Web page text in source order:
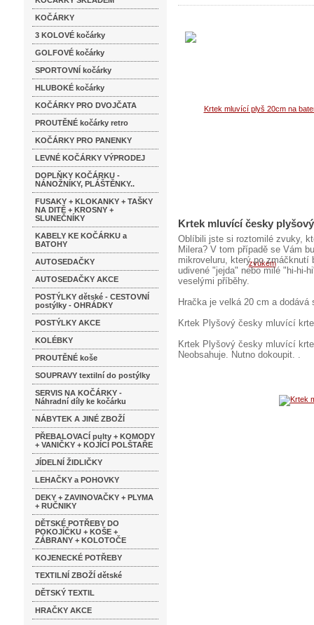
KOČÁRKY
3 KOLOVÉ kočárky
GOLFOVÉ kočárky
SPORTOVNÍ kočárky
HLUBOKÉ kočárky
KOČÁRKY PRO DVOJČATA
PROUTĚNÉ kočárky retro
KOČÁRKY PRO PANENKY
LEVNÉ KOČÁRKY VÝPRODEJ
DOPLŇKY KOČÁRKU -
NÁNOŽNÍKY, PLÁŠTĚNKY..
FUSAKY + KLOKANKY + TAŠKY
NA DITĚ + KROSNY +
SLUNEČNÍKY
KABELY KE KOČÁRKU a
BATOHY
AUTOSEDAČKY
AUTOSEDAČKY AKCE
POSTÝLKY dětské - CESTOVNÍ
postýlky - OHRÁDKY
POSTÝLKY AKCE
KOLÉBKY
PROUTĚNÉ koše
SOUPRAVY textilní do postýlky
SERVIS NA KOČÁRKY -
Náhradní díly ke kočárku
NÁBYTEK A JINÉ ZBOŽÍ
PŘEBALOVACÍ pulty + KOMODY
+ VANIČKY + KOJÍCÍ POLŠTAŘE
JÍDELNÍ ŽIDLIČKY
LEHAČKY a POHOVKY
DEKY + ZAVINOVAČKY + PLYMA
+ RUČNIKY
DĚTSKÉ POTŘEBY DO
POKOJÍČKU + KOŠE +
ZÁBRANY + KOLOTOČE
KOJENECKÉ POTŘEBY
TEXTILNÍ ZBOŽÍ dětské
DĚTSKÝ TEXTIL
HRAČKY AKCE
Krtek mluvící česky plyšový
Oblíbili jste si roztomilé zvuky,
Milera? V tom případě se Vám
mikroveluru, který po
udivené "jejda" nebo milé "hi-hi-
veselými příběhy.
Hračka je velká 20 cm a
Krtek Plyšový česky mluvící
Krtek Plyšový česky mluvící
Neobsahuje. Nutno dokoupit. .